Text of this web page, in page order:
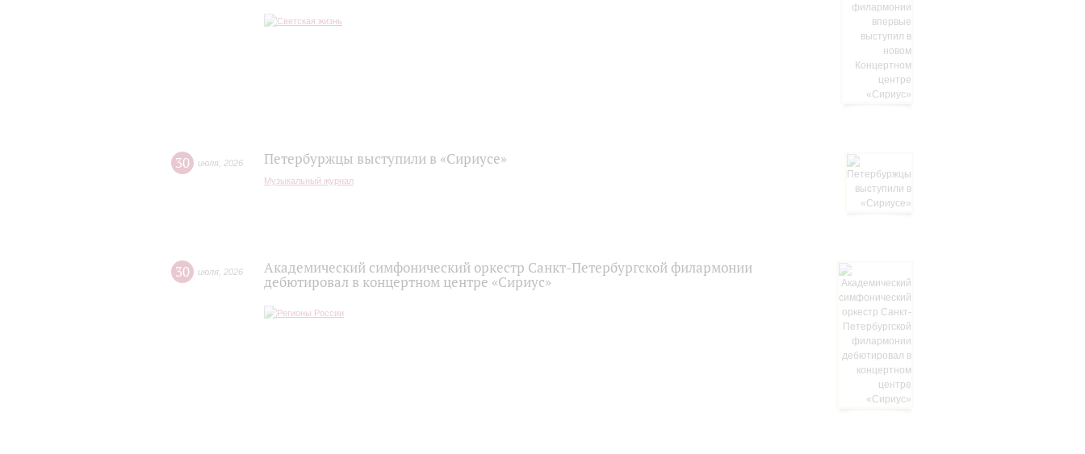
30 июля 2026 Петербуржцы выступили в «Сириусе»
Музыкальный журнал
30 июля 2026
Академический симфонический оркестр Санкт-Петербургской филармонии
дебютировал в концертном центре «Сириус»